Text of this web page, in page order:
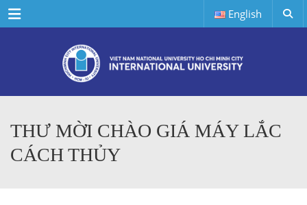
Menu English
THƯ MỜI CHÀO GIÁ MÁY LẮC
CÁCH THỦY